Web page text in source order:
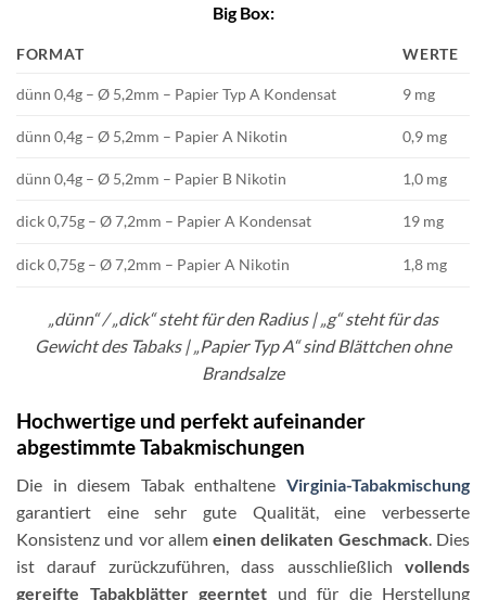
Big Box:
FORMAT WERTE
dünn 0,4g – Ø 5,2mm – Papier Typ A Kondensat 9 mg
dünn 0,4g – Ø 5,2mm – Papier A Nikotin 0,9 mg
dünn 0,4g – Ø 5,2mm – Papier B Nikotin 1,0 mg
dick 0,75g – Ø 7,2mm – Papier A Kondensat 19 mg
dick 0,75g – Ø 7,2mm – Papier A Nikotin 1,8 mg
„dünn“ / „dick“ steht für den Radius | „g“ steht für das
Gewicht des Tabaks | „Papier Typ A“ sind Blättchen ohne
Brandsalze
Hochwertige und perfekt aufeinander
abgestimmte Tabakmischungen
Die in diesem Tabak enthaltene Virginia-Tabakmischung
garantiert eine sehr gute Qualität, eine verbesserte
Konsistenz und vor allemeinen delikaten Geschmack. Dies
ist darauf zurückzuführen, dass ausschließlich vollends
gereifte Tabakblätter geerntet und für die Herstellung